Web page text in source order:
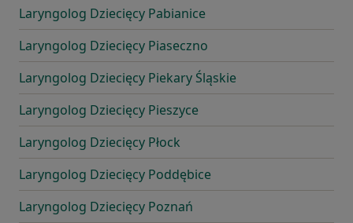
Laryngolog Dziecięcy Pabianice
Laryngolog Dziecięcy Piaseczno
Laryngolog Dziecięcy Piekary Śląskie
Laryngolog Dziecięcy Pieszyce
Laryngolog Dziecięcy Płock
Laryngolog Dziecięcy Poddębice
Laryngolog Dziecięcy Poznań